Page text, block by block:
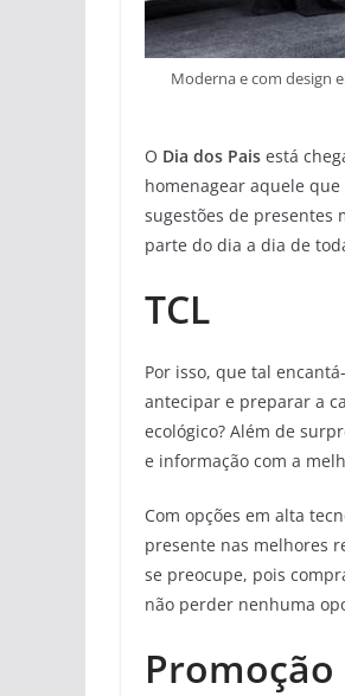
Moderna e com design
O Dia dos Pais está
homenagear aquele
sugestões de presentes
parte do dia a dia de
TCL
Por isso, que tal
antecipar e preparar a
ecológico? Além de
e informação com a
Com opções em alta
presente nas melhores
se preocupe, pois
não perder nenhuma